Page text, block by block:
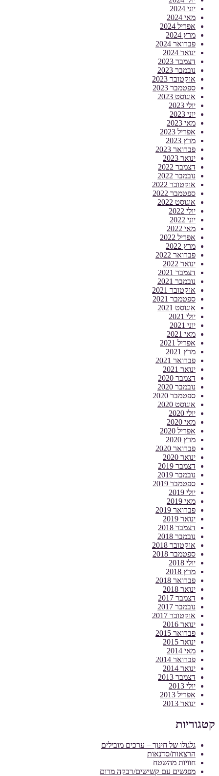
יוני 2024
מאי 2024
אפריל 2024
מרץ 2024
פברואר 2024
ינואר 2024
דצמבר 2023
נובמבר 2023
אוקטובר 2023
ספטמבר 2023
אוגוסט 2023
יולי 2023
יוני 2023
מאי 2023
אפריל 2023
מרץ 2023
פברואר 2023
ינואר 2023
דצמבר 2022
נובמבר 2022
אוקטובר 2022
ספטמבר 2022
אוגוסט 2022
יולי 2022
יוני 2022
מאי 2022
אפריל 2022
מרץ 2022
פברואר 2022
ינואר 2022
דצמבר 2021
נובמבר 2021
אוקטובר 2021
ספטמבר 2021
אוגוסט 2021
יולי 2021
יוני 2021
מאי 2021
אפריל 2021
מרץ 2021
פברואר 2021
ינואר 2021
דצמבר 2020
נובמבר 2020
ספטמבר 2020
אוגוסט 2020
יולי 2020
מאי 2020
אפריל 2020
מרץ 2020
פברואר 2020
ינואר 2020
דצמבר 2019
נובמבר 2019
ספטמבר 2019
יולי 2019
מאי 2019
פברואר 2019
ינואר 2019
דצמבר 2018
נובמבר 2018
אוקטובר 2018
ספטמבר 2018
יולי 2018
מרץ 2018
פברואר 2018
ינואר 2018
דצמבר 2017
נובמבר 2017
אוקטובר 2017
ינואר 2016
פברואר 2015
ינואר 2015
מאי 2014
פברואר 2014
ינואר 2014
דצמבר 2013
יולי 2013
אפריל 2013
ינואר 2013
קטגוריות
גלגולו של חינוך – ערכים מובילים
הרצאות/סדנאות
חוויות מהשטח
מפגשים עם קשישים/רבקה מרום